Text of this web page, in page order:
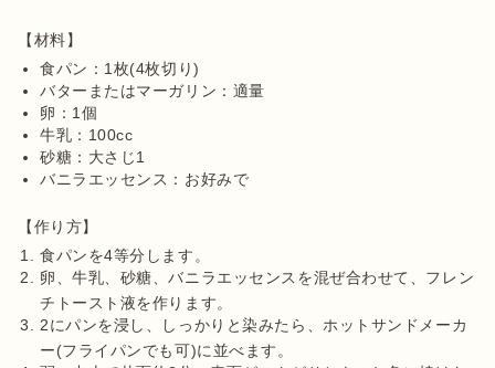
食パン：1枚(4枚切り)
バターまたはマーガリン：適量
卵：1個
牛乳：100cc
砂糖：大さじ1
バニラエッセンス：お好みで
食パンを4等分します。
卵、牛乳、砂糖、バニラエッセンスを混ぜ合わせて、フレン
チトースト液を作ります。
2にパンを浸し、しっかりと染みたら、ホットサンドメーカ
ー(フライパンでも可)に並べます。